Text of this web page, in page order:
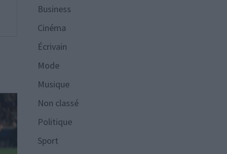
Business
Cinéma
Écrivain
Mode
Musique
Non classé
Politique
Sport